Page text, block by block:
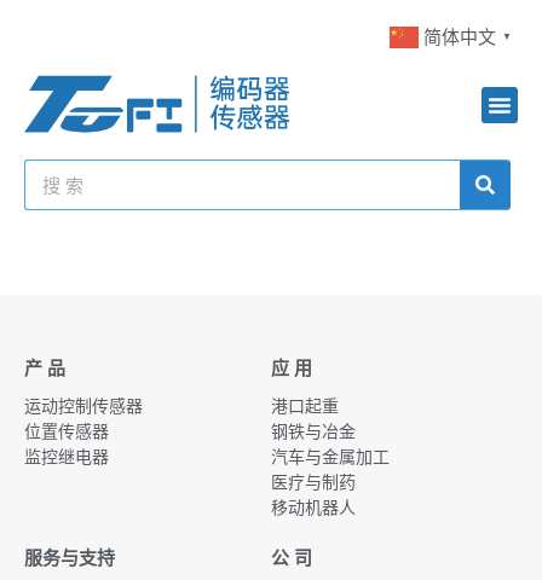
简体中文 ▼
产 品
运动控制传感器
位置传感器
监控继电器
应 用
港口起重
钢铁与冶金
汽车与金属加工
医疗与制药
移动机器人
服务与支持 公 司